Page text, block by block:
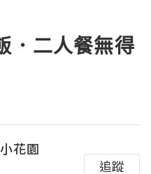
．二人餐無得
花園
追蹤